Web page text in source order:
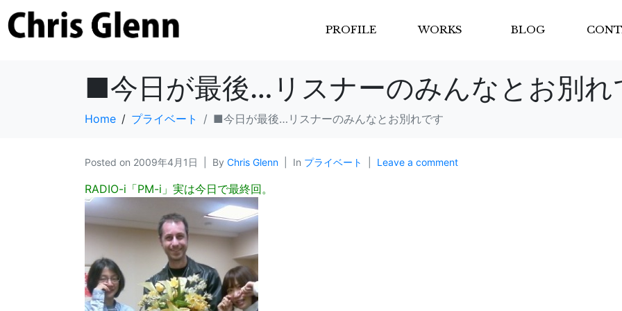
PROFILE WORKS BLOG
■今日が最後…リスナーのみんなとお別れ
Home プライベート ■今日が最後…リスナーのみんなとお別れです
Posted on 2009年4月1日 By Chris Glenn In プライベート Leave a comment
RADIO-i「PM-i」実は今日で最終回。